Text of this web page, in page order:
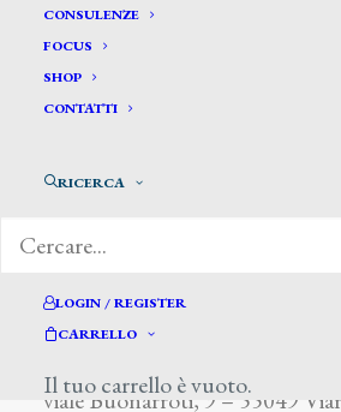
CONSULENZE
FOCUS
SHOP
CONTATTI
RICERCA
LOGIN / REGISTER
CARRELLO
Il tuo carrello è vuoto.
Matinelli
viale Buonarroti, 9 – 55049